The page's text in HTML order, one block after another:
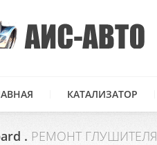
КАТАЛИЗАТОР
. РЕМОНТ ГЛУШИТЕЛЯ